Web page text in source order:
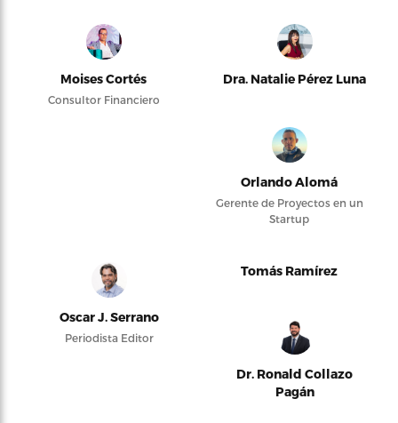
Moises Cortés
Consultor Financiero
Dra. Natalie Pérez Luna
Orlando Alomá
Gerente de Proyectos en un
Startup
Oscar J. Serrano
Periodista Editor
Tomás Ramírez
Dr. Ronald Collazo
Pagán